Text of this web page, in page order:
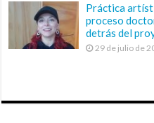
Práctica
proceso
detrás del
29 de julio de